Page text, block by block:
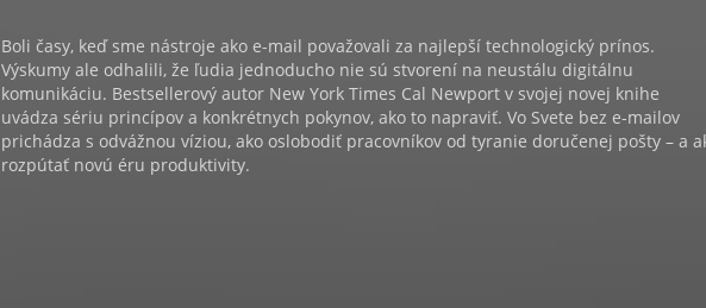
Boli časy, keď sme nástroje ako e-mail považovali za najlepší technologický prínos.
Výskumy ale odhalili, že ľudia jednoducho nie sú stvorení na neustálu digitálnu
komunikáciu. Bestsellerový autor New York Times Cal Newport v svojej novej knihe
uvádza sériu princípov a konkrétnych pokynov, ako to napraviť. Vo Svete bez e-mailov
prichádza s odvážnou víziou, ako oslobodiť pracovníkov od tyranie doručenej pošty – a
rozpútať novú éru produktivity.